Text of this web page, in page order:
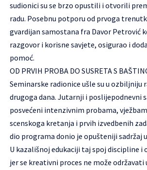
sudionici su se brzo opustili i otvorili
radu. Posebnu potporu od prvoga
gvardijan samostana fra Davor Petrović
razgovor i korisne savjete, osigurao i
pomoć.
OD PRVIH PROBA DO SUSRETA S
Seminarske radionice ušle su u ozbiljniju
drugoga dana. Jutarnji i poslijepodnevni
posvećeni intenzivnim probama,
scenskoga kretanja i prvih izvedbenih
dio programa donio je opušteniji sadržaj
U kazališnoj edukaciji taj spoj discipline i
jer se kreativni proces ne može održavati